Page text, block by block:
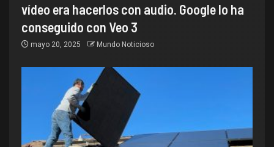
vídeo era hacerlos con audio. Google lo ha
conseguido con Veo 3
mayo 20, 2025 Mundo Noticioso